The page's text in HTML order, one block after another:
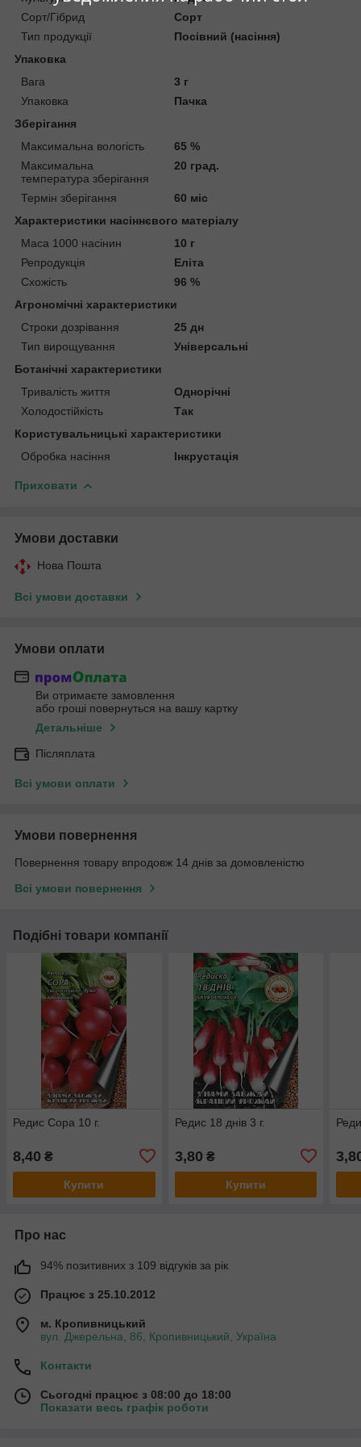
Сорт/Гібрид
Сорт
Тип продукції
Посівний (насіння)
Упаковка
Вага
3 г
Упаковка
Пачка
Зберігання
Максимальна вологість
65 %
Максимальна
температура зберігання
20 град.
Термін зберігання
60 міс
Характеристики насіннєвого матеріалу
Маса 1000 насінин
10 г
Репродукція
Еліта
Схожість
96 %
Агрономічні характеристики
Строки дозрівання
25 дн
Тип вирощування
Універсальні
Ботанічні характеристики
Тривалість життя
Однорічні
Холодостійкість
Так
Користувальницькі характеристики
Обробка насіння
Інкрустація
Приховати
Умови доставки
Нова Пошта
Всі умови доставки
Умови оплати
Ви отримаєте замовлення
або гроші повернуться на вашу картку
Детальніше
Післяплата
Всі умови оплати
Умови повернення
Повернення товару впродовж 14 днів за домовленістю
Всі умови повернення
Подібні товари компанії
Редис Сора 10 г.
8,40 ₴
Купити
Редис 18 днів 3 г.
3,80 ₴
Купити
Про нас
94% позитивних з 109 відгуків за рік
Працює з 25.10.2012
м. Кропивницький
вул. Джерельна, 86, Кропивницький, Україна
Контакти
Сьогодні працює з 08:00 до 18:00
Показати весь графік роботи